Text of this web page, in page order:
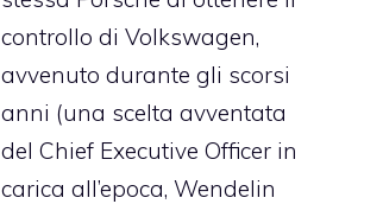
controllo di Volkswagen,
avvenuto durante gli scorsi
anni (una scelta avventata
del Chief Executive Officer in
carica all’epoca, Wendelin